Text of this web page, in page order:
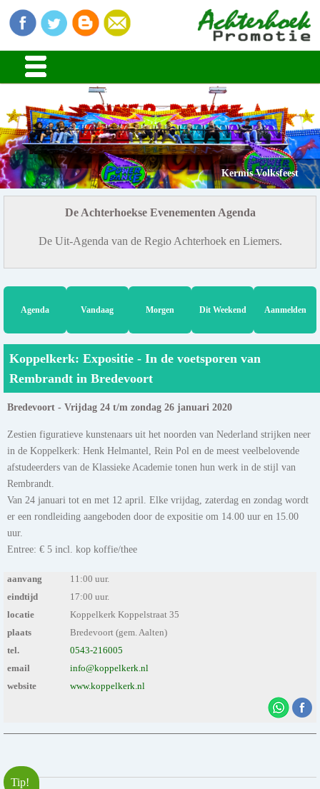
Kermis Volksfeest
De Achterhoekse Evenementen Agenda
De Uit-Agenda van de Regio Achterhoek en Liemers.
Agenda Vandaag Morgen Dit Weekend Aanmelden
Koppelkerk: Expositie - In de voetsporen van
Rembrandt in Bredevoort
Bredevoort - Vrijdag 24 t/m zondag 26 januari 2020
Zestien figuratieve kunstenaars uit het noorden van Nederland strijken neer
in de Koppelkerk: Henk Helmantel, Rein Pol en de meest veelbelovende
afstudeerders van de Klassieke Academie tonen hun werk in de stijl van
Rembrandt.
Van 24 januari tot en met 12 april. Elke vrijdag, zaterdag en zondag wordt
er een rondleiding aangeboden door de expositie om 14.00 uur en 15.00
uur.
Entree: € 5 incl. kop koffie/thee
aanvang
11:00 uur.
eindtijd
17:00 uur.
locatie
Koppelkerk Koppelstraat 35
plaats
Bredevoort (gem. Aalten)
tel.
0543-216005
email
info@koppelkerk.nl
website
www.koppelkerk.nl
Tip!